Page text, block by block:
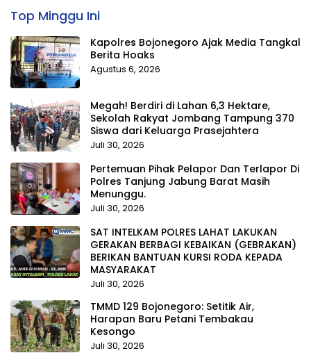
Top Minggu Ini
Kapolres Bojonegoro Ajak Media Tangkal
Berita Hoaks
Agustus 6, 2026
Megah! Berdiri di Lahan 6,3 Hektare,
Sekolah Rakyat Jombang Tampung 370
Siswa dari Keluarga Prasejahtera
Juli 30, 2026
Pertemuan Pihak Pelapor Dan Terlapor Di
Polres Tanjung Jabung Barat Masih
Menunggu.
Juli 30, 2026
SAT INTELKAM POLRES LAHAT LAKUKAN
GERAKAN BERBAGI KEBAIKAN (GEBRAKAN)
BERIKAN BANTUAN KURSI RODA KEPADA
MASYARAKAT
Juli 30, 2026
TMMD 129 Bojonegoro: Setitik Air,
Harapan Baru Petani Tembakau
Kesongo
Juli 30, 2026